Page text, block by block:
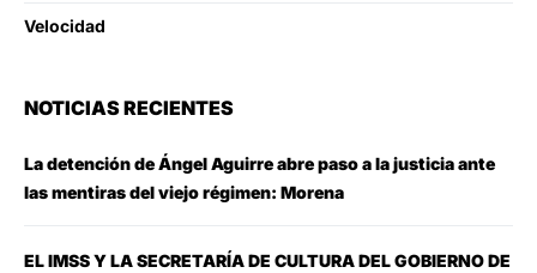
Velocidad
NOTICIAS RECIENTES
La detención de Ángel Aguirre abre paso a la justicia ante
las mentiras del viejo régimen: Morena
EL IMSS Y LA SECRETARÍA DE CULTURA DEL GOBIERNO DE